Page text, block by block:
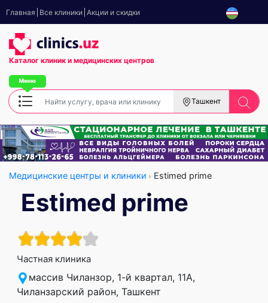
Главная Все клиники Акции и скидки
Каталог клиник и медицинских центров
Ташкент
Медицинские центры и клиники Estimed prime
Estimed prime
Частная клиника
массив Чиланзор, 1-й квартал, 11A,
Чиланзарский район, Ташкент